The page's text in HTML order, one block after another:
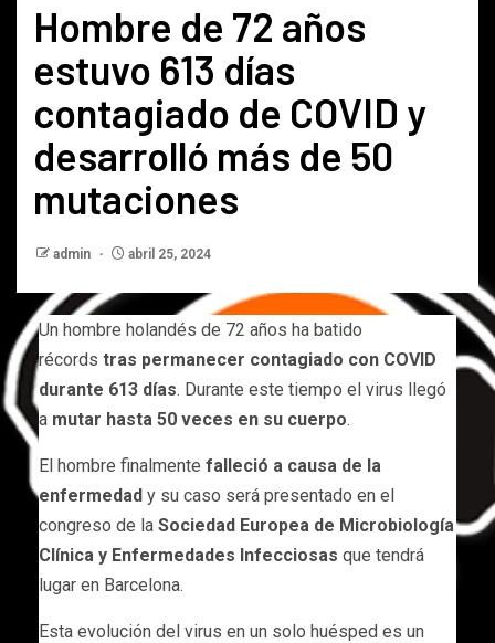
Hombre de 72 años
estuvo 613 días
contagiado de COVID y
desarrolló más de 50
mutaciones
admin abril 25, 2024
Un hombre holandés de 72 años ha batido
récords tras permanecer contagiado con COVID
durante 613 días. Durante este tiempo el virus llegó
a mutar hasta 50 veces en su cuerpo.
El hombre finalmente falleció a causa de la
enfermedad y su caso será presentado en el
congreso de la Sociedad Europea de Microbiología
Clínica y Enfermedades Infecciosas que tendrá
lugar en Barcelona.
Esta evolución del virus en un solo huésped es un